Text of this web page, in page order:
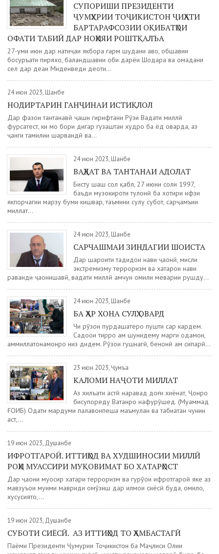
СУПОРИШИ ПРЕЗИДЕНТИ
ҶУМҲУРИИ ТОҶИКИСТОН ҶИҲАТИ
БАРТАРАФСОЗИИ ОҚИБАТҲОИ
ОФАТИ ТАБИӢ ДАР НОҲИЯИ РОШТҚАЛЪА
27-уми июн дар натиҷаи якбора гарм шудани ҳаво, обшавии
босуръати пиряхҳо, баландшавии оби дарёи Шоҳдара ва омадани
сел дар деҳаи Миденведи деҳоти...
24 июн 2023, Шанбе
НОДИРТАРИН ГАНҶИНАИ ИСТИҚЛОЛ
Дар фазои тантанавӣ ҷашн гирифтани Рӯзи Ваҳдати миллӣ
фурсатест, ки мо бори дигар гузаштаи худро ба ёд оварда, аз
ҷанги таҳмилии шаҳрвандӣ ва...
24 июн 2023, Шанбе
ВАҲДАТ ВА ТАНТАНАИ АДОЛАТ
Бисту шаш сол қабл, 27 июни соли 1997,
баъди музокироти тулонӣ ба хотири ҳифзи
якпорчагии марзу буми кишвар, таъмини сулҳу субот, сарҷамъии
миллат...
24 июн 2023, Шанбе
САРЧАШМАИ ЗИНДАГИИ ШОИСТА
Дар шароити таҳдидҳои нави ҷаҳонӣ, мисли
экстремизму терроризм ва хатарҳои нави
раванди ҷаҳонишавӣ, ваҳдати миллӣ ҳамчун омили меҳварии рушду...
24 июн 2023, Шанбе
БА ҲАР ХОНА СУЛҲ ОВАРД
Чи рӯзҳои пурдаҳшатеро пушти сар кардем.
Садоҳои тирро ҳам шунидему марги одамон,
ҳаммиллатонамонро низ дидем. Рӯзҳои гушнагӣ, бенонӣ ҳам сипарӣ...
23 июн 2023, Ҷумъа
КАЛОМИ НАҶОТИ МИЛЛАТ
Аз хилъати ҳастӣ наравад доғи хиёнат, Ҷонро
бисупореду Ватанро нафурӯшед. (Муҳаммад
ҒОИБ) Одати мардуми паҳлавонпеша маъмулан ва табиатан чунин
аст,...
19 июн 2023, Душанбе
ИФРОТГАРОӢ. ИТТИҲОД ВА ХУДШИНОСИИ МИЛЛӢ
РОҲИ МУАССИРИ МУҚОВИМАТ БО ХАТАРҲОСТ
Дар ҷаҳони муосир хатари терроризм ва гурӯҳҳои ифротгароӣ яке аз
мавзуъҳои муҳими мавриди омӯзиш дар илмҳои сиёсӣ буда, омилҳо,
хусусиятҳо,...
19 июн 2023, Душанбе
СУБОТИ СИЁСӢ. АЗ ИТТИҲОД ТО ҲАМБАСТАГӢ
Паёми Президенти Ҷумҳурии Тоҷикистон ба Маҷлиси Олии